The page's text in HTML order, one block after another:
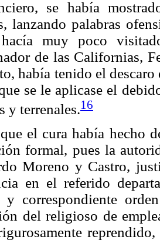
se había
lanzando palabras
hacía muy poco
de las Californias,
había tenido el
se le aplicase el
y terrenales.16
el cura había hecho
formal, pues la
Moreno y Castro,
en el referido
y correspondiente
del religioso de